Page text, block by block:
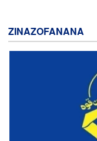
ZINAZOFANANA